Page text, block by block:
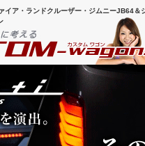
イア・ランドクルーザー・ジムニーJB64